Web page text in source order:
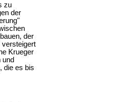
zu
der
der
versteigert
Krueger
und
die es bis